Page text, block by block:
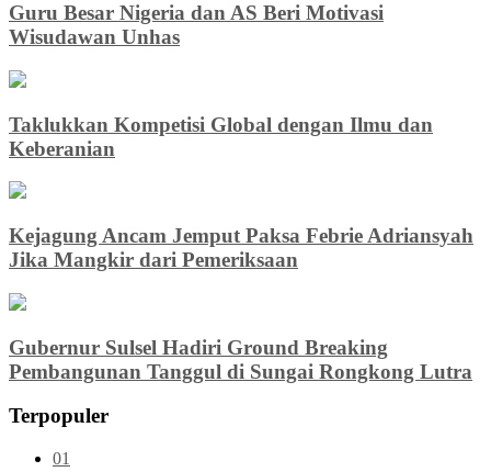
Guru Besar Nigeria dan AS Beri Motivasi
Wisudawan Unhas
Taklukkan Kompetisi Global dengan Ilmu dan
Keberanian
Kejagung Ancam Jemput Paksa Febrie Adriansyah
Jika Mangkir dari Pemeriksaan
Gubernur Sulsel Hadiri Ground Breaking
Pembangunan Tanggul di Sungai Rongkong Lutra
Terpopuler
01